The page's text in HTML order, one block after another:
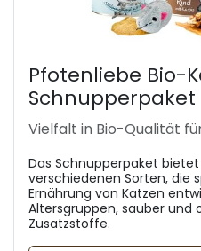
Pfotenliebe Bio-
Schnupperpaket
Vielfalt in Bio-Qualität
Das Schnupperpaket
verschiedenen Sorten, die
Ernährung von Katzen
Altersgruppen, sauber und
Zusatzstoffe.